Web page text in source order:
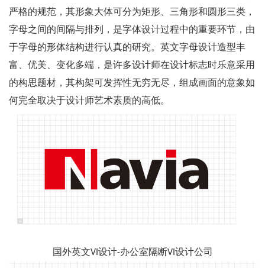
严格的规范，其形象大体可分为矩形、三角形和圆形三类，
字母之间的间隔与排列，是字体设计过程中的重要环节，由
于字母的形体结构进行认真的研究。英文字母设计造型丰
富、优美、变化多端，是许多设计师在设计标志时乐意采用
的构思题材，其构架可发挥性无穷无尽，组成画面的意象如
何完全取决于设计师艺术素质的高低。
国外英文VI设计-办公室隔断VI设计公司